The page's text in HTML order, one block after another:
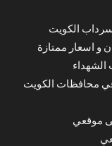
الكويت
و اسعار ممتازة
موقعي